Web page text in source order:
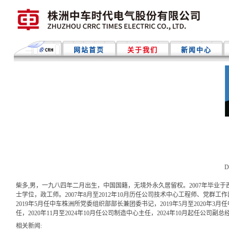
网站首页 关于我们 新闻中心
柴多,男，一九八四年二月出生，中国国籍，无境外永久居留权。2007年毕业
士学位，政工师。2007年8月至2012年10月历任公司技术中心工程师、党群工
2019年5月任中车株洲所党委组织部部长兼团委书记，2019年5月至2020年3月
任，2020年11月至2024年10月任公司制造中心主任，2024年10月起任公司副总
相关新闻: